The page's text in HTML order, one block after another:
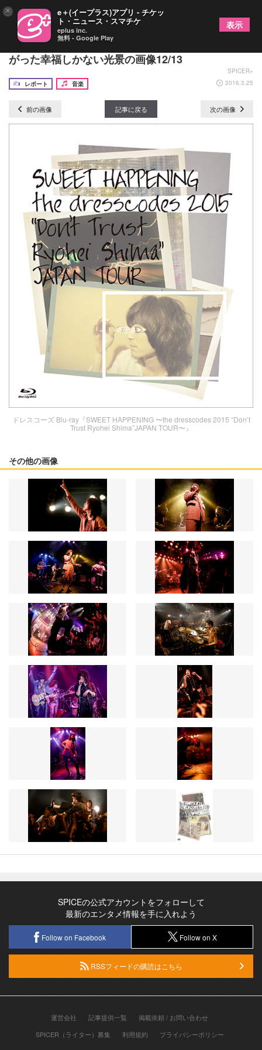
ドレスコーズ “レア曲を葬る”ツアーの最終日に広
がった幸福しかない光景の画像12/13
SPICER+
レポート
音楽 2016.3.25
前の画像 記事に戻る 次の画像
ドレスコーズ Blu-ray『SWEET HAPPENING 〜the dresscodes 2015 “Don’t
Trust Ryohei Shima”JAPAN TOUR〜』
その他の画像
SPICEの公式アカウントをフォローして
最新のエンタメ情報を手に入れよう
Follow on Facebook Follow on X
RSSフィードの購読はこちら
運営会社 記事提供一覧
掲載依頼 / お問い合わせ
SPICER（ライター）募集
利用規約 プライバシーポリシー
× e＋(イープラス)アプリ - チケッ
ト・ニュース・スマチケ
eplus inc.
無料 - Google Play
表示